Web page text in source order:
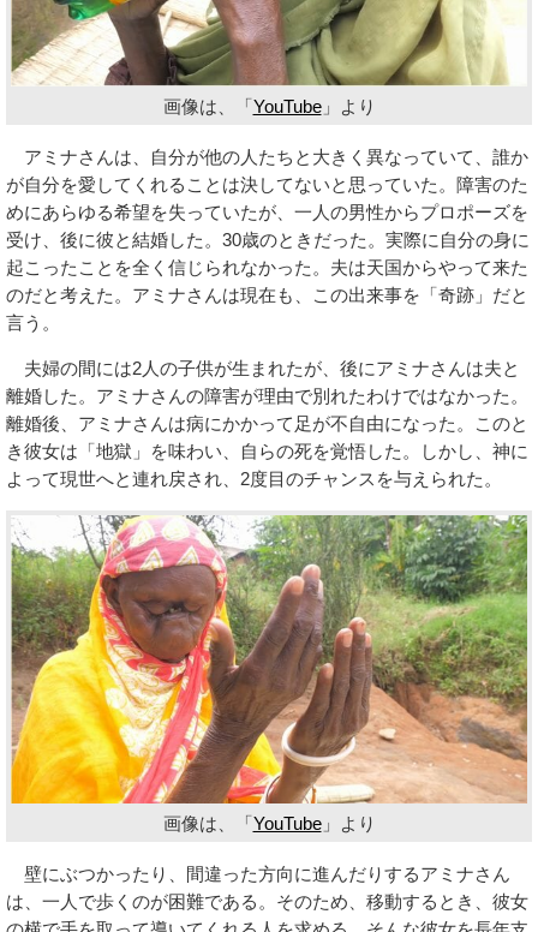
画像は、「YouTube」より
アミナさんは、自分が他の人たちと大きく異なっていて、誰か
が自分を愛してくれることは決してないと思っていた。障害のた
めにあらゆる希望を失っていたが、一人の男性からプロポーズを
受け、後に彼と結婚した。30歳のときだった。実際に自分の身に
起こったことを全く信じられなかった。夫は天国からやって来た
のだと考えた。アミナさんは現在も、この出来事を「奇跡」だと
言う。
夫婦の間には2人の子供が生まれたが、後にアミナさんは夫と
離婚した。アミナさんの障害が理由で別れたわけではなかった。
離婚後、アミナさんは病にかかって足が不自由になった。このと
き彼女は「地獄」を味わい、自らの死を覚悟した。しかし、神に
よって現世へと連れ戻され、2度目のチャンスを与えられた。
画像は、「YouTube」より
壁にぶつかったり、間違った方向に進んだりするアミナさん
は、一人で歩くのが困難である。そのため、移動するとき、彼女